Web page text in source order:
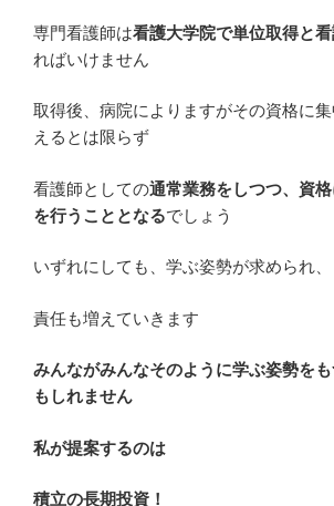
専門看護師は看護大学院で単位取得と
ればいけません
取得後、病院によりますがその資格に
えるとは限らず
看護師としての通常業務をしつつ、資
を行うこととなるでしょう
いずれにしても、学ぶ姿勢が求められ、
責任も増えていきます
みんながみんなそのように学ぶ姿勢を
もしれません
私が提案するのは
積立の長期投資！